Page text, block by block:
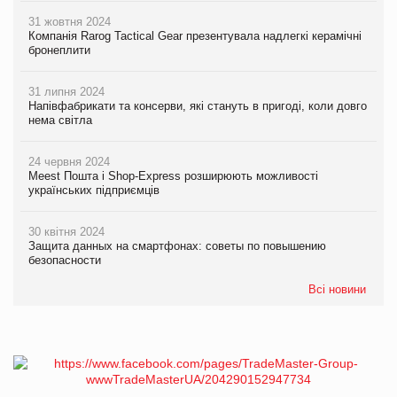
31 жовтня 2024
Компанія Rarog Tactical Gear презентувала надлегкі керамічні
бронеплити
31 липня 2024
Напівфабрикати та консерви, які стануть в пригоді, коли довго
нема світла
24 червня 2024
Meest Пошта і Shop-Express розширюють можливості
українських підприємців
30 квітня 2024
Защита данных на смартфонах: советы по повышению
безопасности
Всі новини